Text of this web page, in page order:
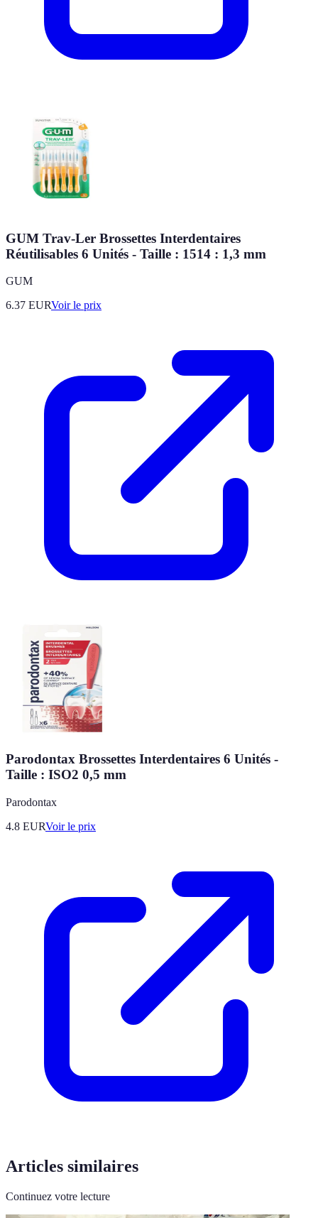
GUM Trav-Ler Brossettes Interdentaires
Réutilisables 6 Unités - Taille : 1514 : 1,3 mm
GUM
6.37 EURVoir le prix
Parodontax Brossettes Interdentaires 6 Unités -
Taille : ISO2 0,5 mm
Parodontax
4.8 EURVoir le prix
Articles similaires
Continuez votre lecture